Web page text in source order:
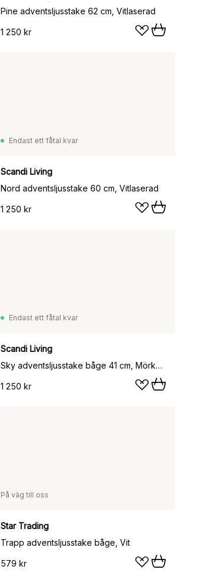
Pine adventsljusstake 62 cm, Vitlaserad
1 250 kr
Endast ett fåtal kvar
Scandi Living
Nord adventsljusstake 60 cm, Vitlaserad
1 250 kr
Endast ett fåtal kvar
Scandi Living
Sky adventsljusstake båge 41 cm, Mörkbetsad
1 250 kr
På väg till oss
Star Trading
Trapp adventsljusstake båge, Vit
579 kr